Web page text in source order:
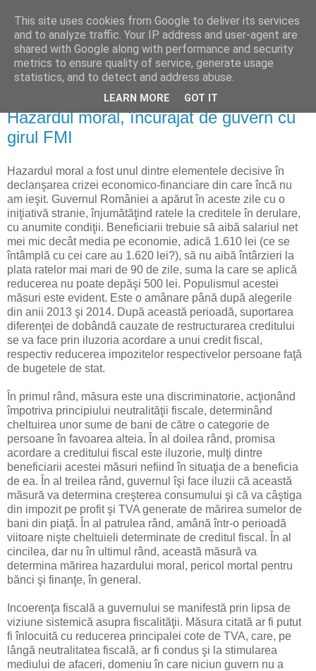
Reflecţii economice
blog de reflecţii, informaţii şi opinii economice
marți, 4 februarie 2014
Hazardul moral, încurajat de guvern cu
girul FMI
Hazardul moral a fost unul dintre elementele decisive în
declanşarea crizei economico-financiare din care încă nu
am ieşit. Guvernul României a apărut în aceste zile cu o
iniţiativă stranie, înjumătăţind ratele la creditele în derulare,
cu anumite condiţii. Beneficiarii trebuie să aibă salariul net
mei mic decât media pe economie, adică 1.610 lei (ce se
întâmplă cu cei care au 1.620 lei?), să nu aibă întârzieri la
plata ratelor mai mari de 90 de zile, suma la care se aplică
reducerea nu poate depăşi 500 lei. Populismul acestei
măsuri este evident. Este o amânare până după alegerile
din anii 2013 şi 2014. După această perioadă, suportarea
diferenţei de dobândă cauzate de restructurarea creditului
se va face prin iluzoria acordare a unui credit fiscal,
respectiv reducerea impozitelor respectivelor persoane faţă
de bugetele de stat.
În primul rând, măsura este una discriminatorie, acţionând
împotriva principiului neutralităţii fiscale, determinând
cheltuirea unor sume de bani de către o categorie de
persoane în favoarea alteia. În al doilea rând, promisa
acordare a creditului fiscal este iluzorie, mulţi dintre
beneficiarii acestei măsuri nefiind în situaţia de a beneficia
de ea. În al treilea rând, guvernul îşi face iluzii că această
măsură va determina creşterea consumului şi că va câştiga
din impozit pe profit şi TVA generate de mărirea sumelor de
bani din piaţă. În al patrulea rând, amână într-o perioadă
viitoare nişte cheltuieli determinate de creditul fiscal. În al
cincilea, dar nu în ultimul rând, această măsură va
determina mărirea hazardului moral, pericol mortal pentru
bănci şi finanţe, în general.
Incoerenţa fiscală a guvernului se manifestă prin lipsa de
viziune sistemică asupra fiscalităţii. Măsura citată ar fi putut
fi înlocuită cu reducerea principalei cote de TVA, care, pe
lângă neutralitatea fiscală, ar fi condus şi la stimularea
mediului de afaceri, domeniu în care niciun guvern nu a
This site uses cookies from Google to deliver its services
and to analyze traffic. Your IP address and user-agent are
shared with Google along with performance and security
metrics to ensure quality of service, generate usage
statistics, and to detect and address abuse.
LEARN MORE GOT IT